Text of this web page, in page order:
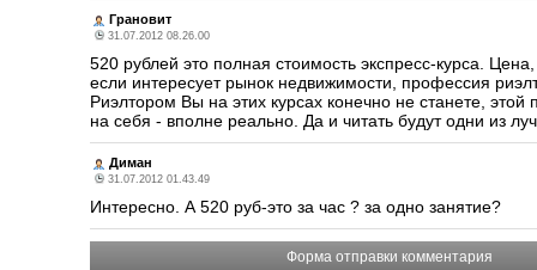
Грановит
31.07.2012 08.26.00
520 рублей это полная стоимость экспресс-курса.
если интересует рынок недвижимости, профессия
Риэлтором Вы на этих курсах конечно не станете,
на себя - вполне реально. Да и читать будут одни из
Диман
31.07.2012 01.43.49
Интересно. А 520 руб-это за час ? за одно занятие?
Форма отправки комментария